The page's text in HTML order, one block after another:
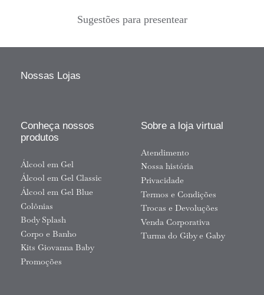
Sugestões para presentear
Nossas Lojas
Conheça nossos
produtos
Álcool em Gel
Álcool em Gel Classic
Álcool em Gel Blue
Colônias
Body Splash
Corpo e Banho
Kits Giovanna Baby
Promoções
Sobre a loja virtual
Atendimento
Nossa história
Privacidade
Termos e Condições
Trocas e Devoluções
Venda Corporativa
Turma do Giby e Gaby